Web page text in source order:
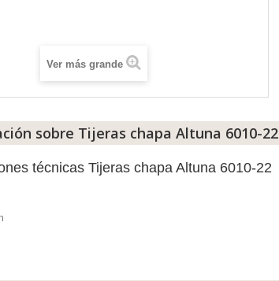
Ver más grande
sobre Tijeras chapa Altuna 6010-22
técnicas Tijeras chapa Altuna 6010-22